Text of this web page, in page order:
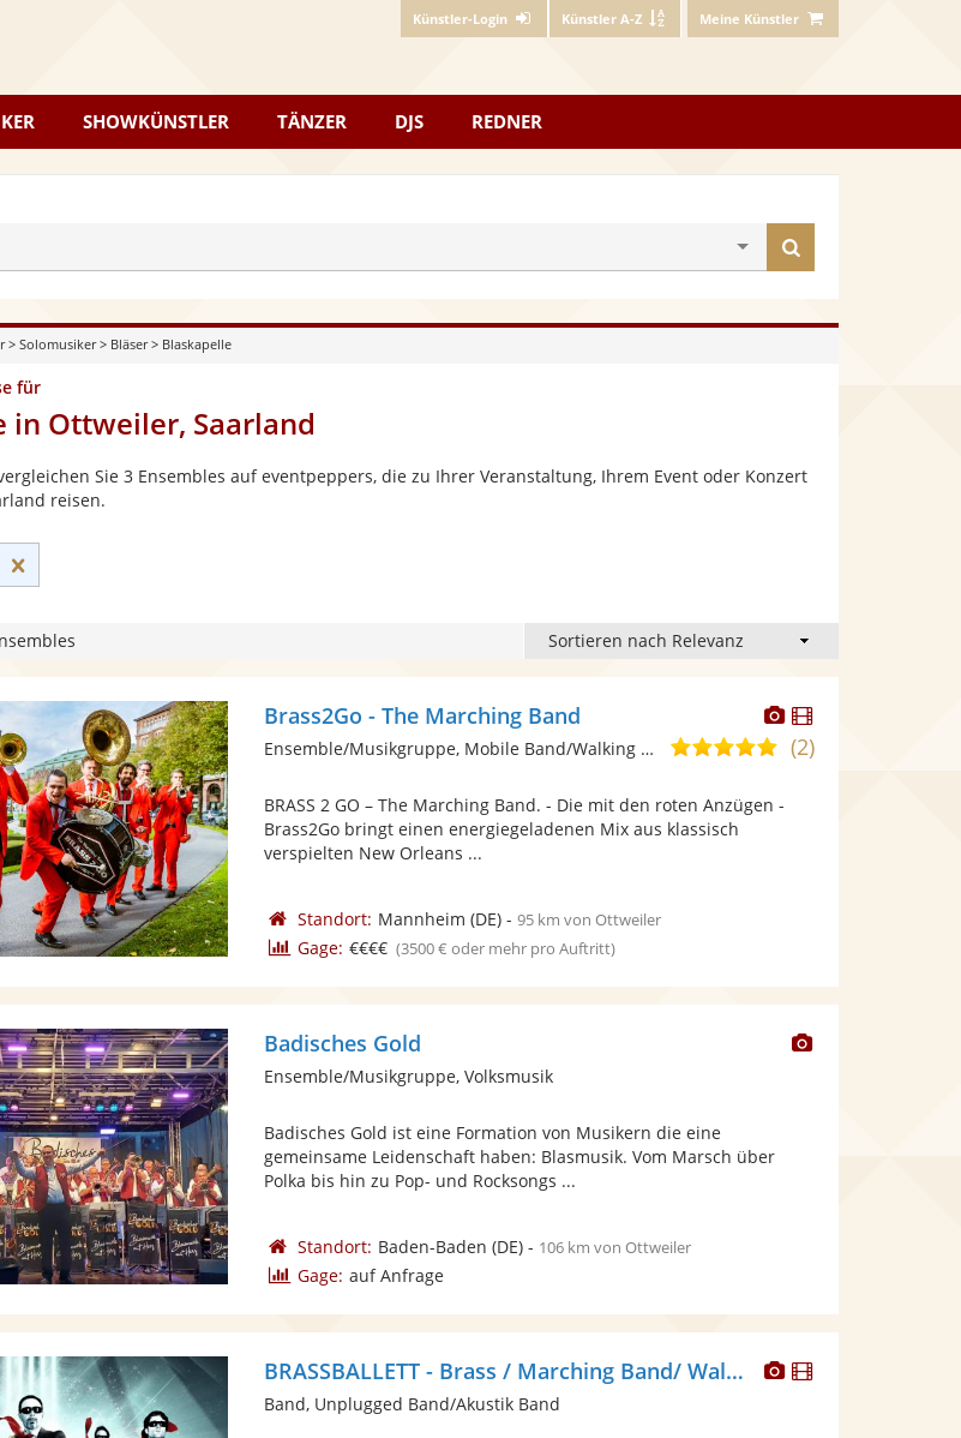
Künstler-Login Künstler A-Z Meine Künstler
SHOWKÜNSTLER TÄNZER DJS REDNER
finden
> Solomusiker> Bläser> Blaskapelle
für
in Ottweiler, Saarland
Sie 3 Ensembles auf eventpeppers, die zu Ihrer Veranstaltung, Ihrem Event oder Konzert
reisen.
Dieser
Künstler
stellt
Dieser
Künstler
Brass2Go - The Marching Band
5,0
5
(2)
Ensemble/Musikgruppe, Mobile Band/Walking Act
BRASS 2 GO – The Marching Band. - Die mit den roten Anzügen -
Brass2Go bringt einen energiegeladenen Mix aus klassisch
verspielten New Orleans ...
Standort: Mannheim (DE)- 95 km von Ottweiler
Gage: €€€€ (3500 € oder mehr pro Auftritt)
Dieser
Badisches Gold
Ensemble/Musikgruppe, Volksmusik
Badisches Gold ist eine Formation von Musikern die eine
gemeinsame Leidenschaft haben: Blasmusik. Vom Marsch über
Polka bis hin zu Pop- und Rocksongs ...
Standort: Baden-Baden (DE)- 106 km von Ottweiler
Gage: auf Anfrage
DieserDieser
BRASSBALLETT - Brass / Marching Band/ Walkact, Blaskapelle
Band, Unplugged Band/Akustik Band